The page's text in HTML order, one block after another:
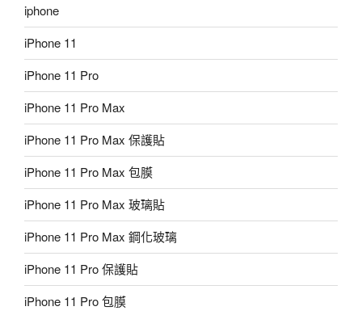
iphone
iPhone 11
iPhone 11 Pro
iPhone 11 Pro Max
iPhone 11 Pro Max 保護貼
iPhone 11 Pro Max 包膜
iPhone 11 Pro Max 玻璃貼
iPhone 11 Pro Max 鋼化玻璃
iPhone 11 Pro 保護貼
iPhone 11 Pro 包膜